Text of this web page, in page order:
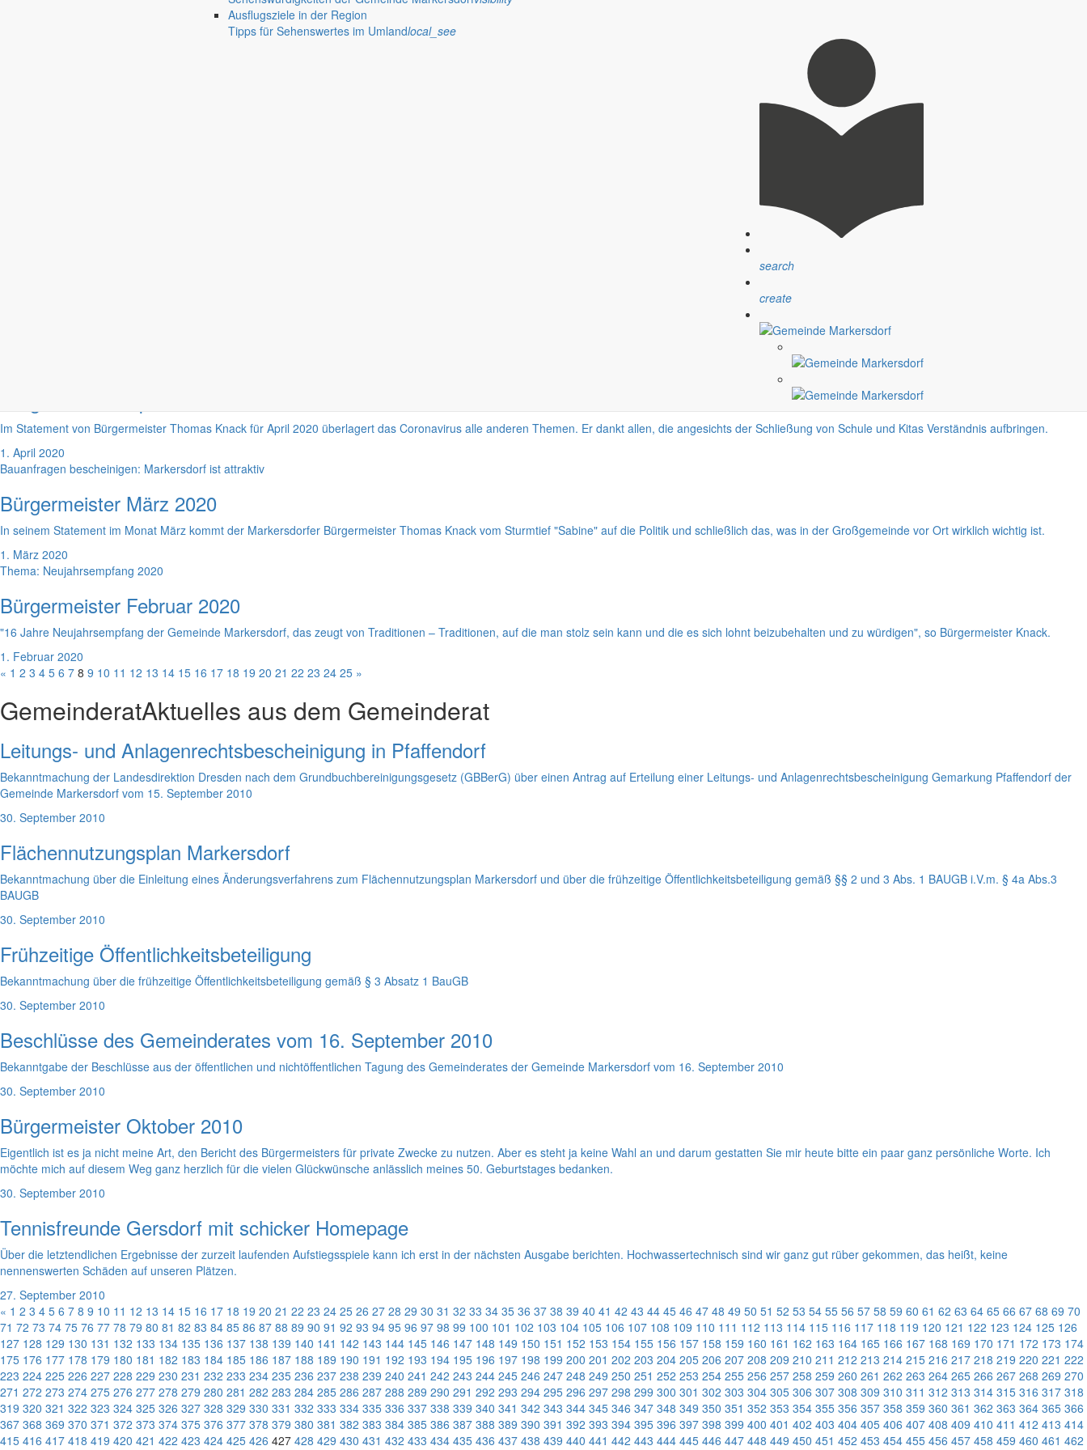
Ausflugsziele in der Region
Tipps für Sehenswertes im Umlandlocal_see
search
create
Mit einer Geschichte darüber, was man in einer Kita erleben kann, leitet Bürgermeister Thomas Knack seinen Beitrag für August, in dem er sich bei allen Erziehern der Kitas und des Horts bedankt, ein.
Noch greift die Vorsorge gegen eine ausufernde Corona-Pandemie in den Alltag vieler Menschen ein, auch im Rathaus Markersdorf. Größte Sorge galt und gilt der Kinderbetreuung, so Bürgermeister Knack.
Wie die Maßnahmen gegen Ansteckungen mit dem Coronavirus und die Auswirkungen auch das Markersdorfer Rathaus weiterhin beschäftigen, berichtet Bürgermeister Thomas Knack in seinem monatlichen
Ungewöhnlich eher als gewöhnlich veröffentlicht markersdorf.de das Statement des Bürgermeisters für Mai 2020. Hintergrund: Die Brauchtumsfeuer können nicht stattfinden – dazu weitere Informationen.
Im Statement von Bürgermeister Thomas Knack für April 2020 überlagert das Coronavirus alle anderen Themen. Er dankt allen, die angesichts der Schließung von Schule und Kitas Verständnis aufbringen.
1. April 2020
Bauanfragen bescheinigen: Markersdorf ist attraktiv
Bürgermeister März 2020
In seinem Statement im Monat März kommt der Markersdorfer Bürgermeister Thomas Knack vom Sturmtief "Sabine" auf die Politik und schließlich das, was in der Großgemeinde vor Ort wirklich wichtig ist.
1. März 2020
Thema: Neujahrsempfang 2020
Bürgermeister Februar 2020
"16 Jahre Neujahrsempfang der Gemeinde Markersdorf, das zeugt von Traditionen – Traditionen, auf die man stolz sein kann und die es sich lohnt beizubehalten und zu würdigen", so Bürgermeister Knack.
1. Februar 2020
« 1 2 3 4 5 6 7 8 9 10 11 12 13 14 15 16 17 18 19 20 21 22 23 24 25 »
GemeinderatAktuelles aus dem Gemeinderat
Leitungs- und Anlagenrechtsbescheinigung in Pfaffendorf
Bekanntmachung der Landesdirektion Dresden nach dem Grundbuchbereinigungsgesetz (GBBerG) über einen Antrag auf Erteilung einer Leitungs- und Anlagenrechtsbescheinigung Gemarkung Pfaffendorf der
Gemeinde Markersdorf vom 15. September 2010
30. September 2010
Flächennutzungsplan Markersdorf
Bekanntmachung über die Einleitung eines Änderungsverfahrens zum Flächennutzungsplan Markersdorf und über die frühzeitige Öffentlichkeitsbeteiligung gemäß §§ 2 und 3 Abs. 1 BAUGB i.V.m. § 4a Abs.3
BAUGB
30. September 2010
Frühzeitige Öffentlichkeitsbeteiligung
Bekanntmachung über die frühzeitige Öffentlichkeitsbeteiligung gemäß § 3 Absatz 1 BauGB
30. September 2010
Beschlüsse des Gemeinderates vom 16. September 2010
Bekanntgabe der Beschlüsse aus der öffentlichen und nichtöffentlichen Tagung des Gemeinderates der Gemeinde Markersdorf vom 16. September 2010
30. September 2010
Bürgermeister Oktober 2010
Eigentlich ist es ja nicht meine Art, den Bericht des Bürgermeisters für private Zwecke zu nutzen. Aber es steht ja keine Wahl an und darum gestatten Sie mir heute bitte ein paar ganz persönliche Worte. Ich
möchte mich auf diesem Weg ganz herzlich für die vielen Glückwünsche anlässlich meines 50. Geburtstages bedanken.
30. September 2010
Tennisfreunde Gersdorf mit schicker Homepage
Über die letztendlichen Ergebnisse der zurzeit laufenden Aufstiegsspiele kann ich erst in der nächsten Ausgabe berichten. Hochwassertechnisch sind wir ganz gut rüber gekommen, das heißt, keine
nennenswerten Schäden auf unseren Plätzen.
27. September 2010
« 1 2 3 4 5 6 7 8 9 10 11 12 13 14 15 16 17 18 19 20 21 22 23 24 25 26 27 28 29 30 31 32 33 34 35 36 37 38 39 40 41 42 43 44 45 46 47 48 49 50 51 52 53 54 55 56 57 58 59 60 61 62 63 64 65 66 67 68 69 70
71 72 73 74 75 76 77 78 79 80 81 82 83 84 85 86 87 88 89 90 91 92 93 94 95 96 97 98 99 100 101 102 103 104 105 106 107 108 109 110 111 112 113 114 115 116 117 118 119 120 121 122 123 124 125 126
127 128 129 130 131 132 133 134 135 136 137 138 139 140 141 142 143 144 145 146 147 148 149 150 151 152 153 154 155 156 157 158 159 160 161 162 163 164 165 166 167 168 169 170 171 172 173 174
175 176 177 178 179 180 181 182 183 184 185 186 187 188 189 190 191 192 193 194 195 196 197 198 199 200 201 202 203 204 205 206 207 208 209 210 211 212 213 214 215 216 217 218 219 220 221 222
223 224 225 226 227 228 229 230 231 232 233 234 235 236 237 238 239 240 241 242 243 244 245 246 247 248 249 250 251 252 253 254 255 256 257 258 259 260 261 262 263 264 265 266 267 268 269 270
271 272 273 274 275 276 277 278 279 280 281 282 283 284 285 286 287 288 289 290 291 292 293 294 295 296 297 298 299 300 301 302 303 304 305 306 307 308 309 310 311 312 313 314 315 316 317 318
319 320 321 322 323 324 325 326 327 328 329 330 331 332 333 334 335 336 337 338 339 340 341 342 343 344 345 346 347 348 349 350 351 352 353 354 355 356 357 358 359 360 361 362 363 364 365 366
367 368 369 370 371 372 373 374 375 376 377 378 379 380 381 382 383 384 385 386 387 388 389 390 391 392 393 394 395 396 397 398 399 400 401 402 403 404 405 406 407 408 409 410 411 412 413 414
415 416 417 418 419 420 421 422 423 424 425 426 427 428 429 430 431 432 433 434 435 436 437 438 439 440 441 442 443 444 445 446 447 448 449 450 451 452 453 454 455 456 457 458 459 460 461 462